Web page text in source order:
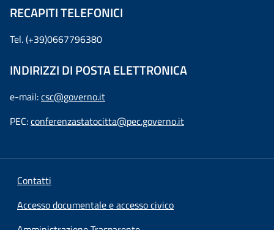
RECAPITI TELEFONICI
Tel. (+39)0667796380
INDIRIZZI DI POSTA ELETTRONICA
e-mail:csc@governo.it
PEC:conferenzastatocitta@pec.governo.it
Contatti
Accesso documentale e accesso civico